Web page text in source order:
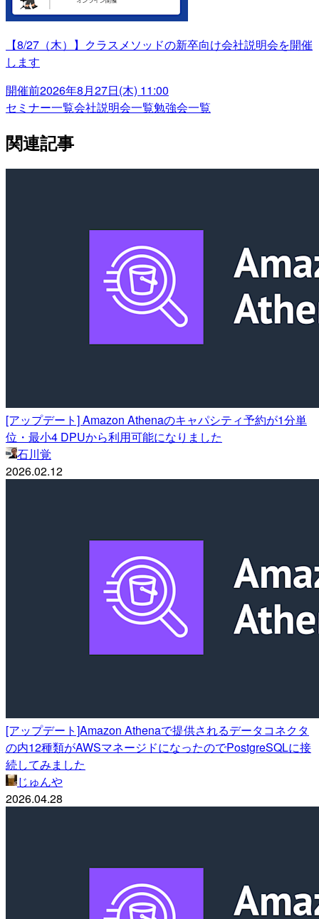
【8/27（木）】クラスメソッドの新卒向け会社説明会を開催
します
開催前2026年8月27日(木) 11:00
セミナー一覧会社説明会一覧勉強会一覧
関連記事
[アップデート] Amazon Athenaのキャパシティ予約が1分単
位・最小4 DPUから利用可能になりました
石川覚
2026.02.12
[アップデート]Amazon Athenaで提供されるデータコネクタ
の内12種類がAWSマネージドになったのでPostgreSQLに接
続してみました
じゅんや
2026.04.28